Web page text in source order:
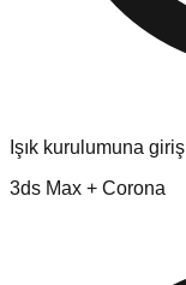
Işık kurulumuna giriş
3ds Max + Corona